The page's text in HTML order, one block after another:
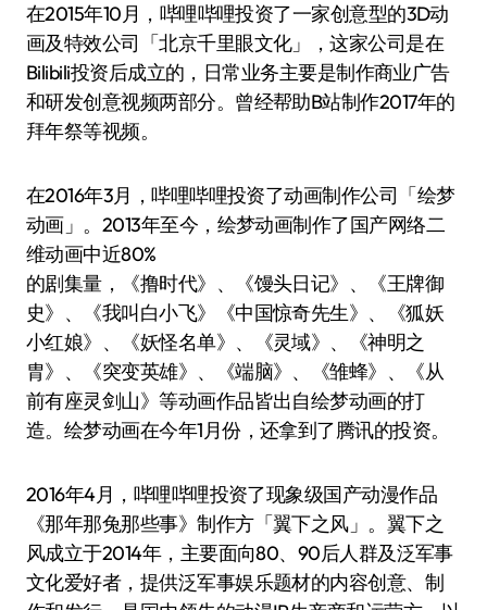
在2015年10月，哔哩哔哩投资了一家创意型的3D动
画及特效公司「北京千里眼文化」，这家公司是在
Bilibili投资后成立的，日常业务主要是制作商业广告
和研发创意视频两部分。曾经帮助B站制作2017年的
拜年祭等视频。
在2016年3月，哔哩哔哩投资了动画制作公司「绘梦
动画」。2013年至今，绘梦动画制作了国产网络二
维动画中近80%
的剧集量，《撸时代》、《馒头日记》、《王牌御
史》、《我叫白小飞》《中国惊奇先生》、《狐妖
小红娘》、《妖怪名单》、《灵域》、《神明之
胄》、《突变英雄》、《端脑》、《雏蜂》、《从
前有座灵剑山》等动画作品皆出自绘梦动画的打
造。绘梦动画在今年1月份，还拿到了腾讯的投资。
2016年4月，哔哩哔哩投资了现象级国产动漫作品
《那年那兔那些事》制作方「翼下之风」。翼下之
风成立于2014年，主要面向80、90后人群及泛军事
文化爱好者，提供泛军事娱乐题材的内容创意、制